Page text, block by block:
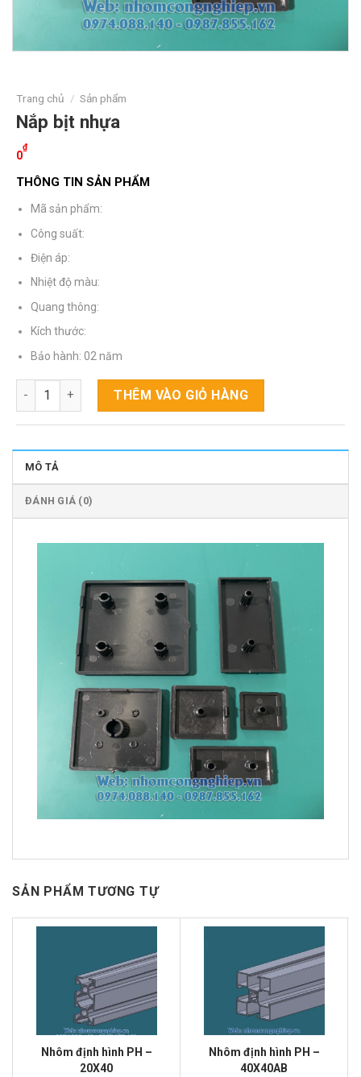
Trang chủ / Sản phẩm
Nắp bịt nhựa
0
₫
THÔNG TIN SẢN PHẨM
Mã sản phẩm:
Công suất:
Điện áp:
Nhiệt độ màu:
Quang thông:
Kích thước:
Bảo hành: 02 năm
Nắp bịt nhựa số lượngTHÊM VÀO GIỎ HÀNG
MÔ TẢ
ĐÁNH GIÁ (0)
SẢN PHẨM TƯƠNG TỰ
Nhôm định hình PH –
20X40
Nhôm định hình PH –
40X40AB